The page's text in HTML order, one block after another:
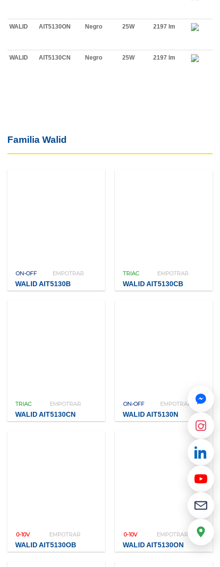
WALID AIT5130ON Negro 25W 2197 lm
WALID AIT5130CN Negro 25W 2197 lm
Familia Walid
ON-OFF EMPOTRAR
WALID AIT5130B
TRIAC EMPOTRAR
WALID AIT5130CB
TRIAC EMPOTRAR
WALID AIT5130CN
ON-OFF EMPOTRAR
WALID AIT5130N
0-10V EMPOTRAR
WALID AIT5130OB
0-10V EMPOTRAR
WALID AIT5130ON